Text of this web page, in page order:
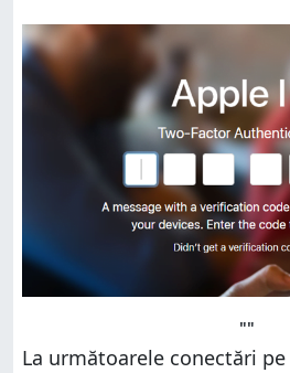
""
La următoarele conectări